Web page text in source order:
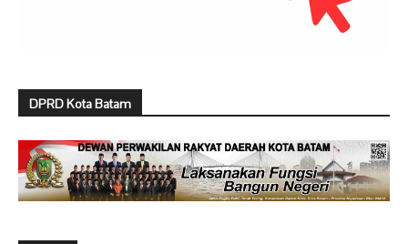
DPRD Kota Batam